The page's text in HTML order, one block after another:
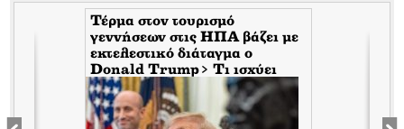
Η Επιτροπή του ΟΗΕ για το
Κλίμα [IPCC] παραδέχεται
σιωπηλά ότι τα σενάρια της
για την Ημέρα της Κρίσης
ήταν Aπίθανα!